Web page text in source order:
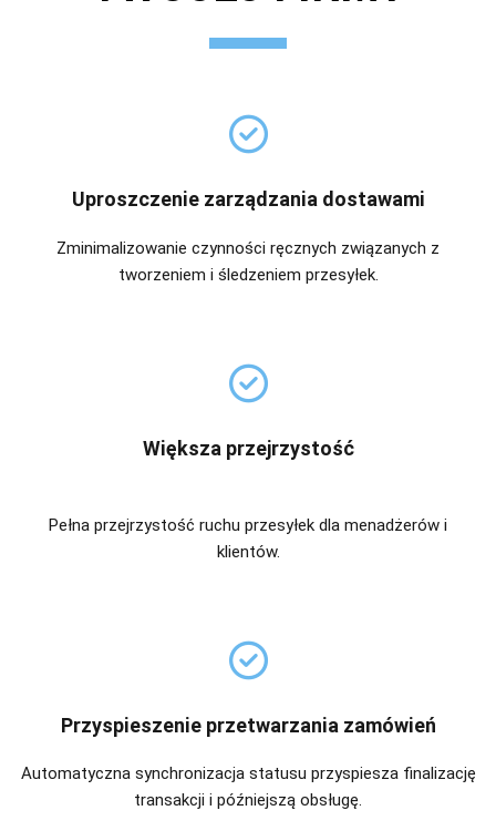
Uproszczenie zarządzania dostawami
Zminimalizowanie czynności ręcznych związanych z
tworzeniem i śledzeniem przesyłek.
Większa przejrzystość
Pełna przejrzystość ruchu przesyłek dla menadżerów i
klientów.
Przyspieszenie przetwarzania zamówień
Automatyczna synchronizacja statusu przyspiesza finalizację
transakcji i późniejszą obsługę.